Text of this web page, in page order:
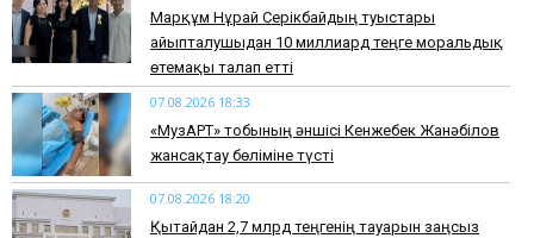
Марқұм Нұрай Серікбайдың туыстары
айыпталушыдан 10 миллиард теңге моральдық
өтемақы талап етті
07.08.2026 18:33
«МузАРТ» тобының әншісі Кенжебек Жанәбілов
жансақтау бөліміне түсті
07.08.2026 18:20
Қытайдан 2,7 млрд теңгенің тауарын заңсыз